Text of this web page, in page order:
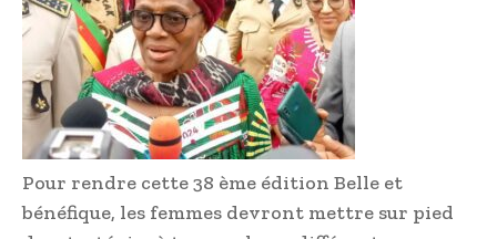
Pour rendre cette 38 ème édition Belle et
bénéfique, les femmes devront mettre sur pied